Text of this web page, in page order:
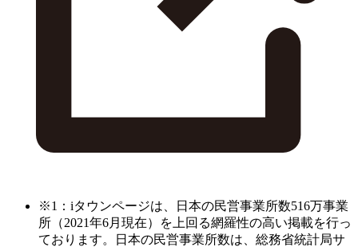
※1：iタウンページは、日本の民営事業所数516万事業
所（2021年6月現在）を上回る網羅性の高い掲載を行っ
ております。日本の民営事業所数は、総務省統計局サ